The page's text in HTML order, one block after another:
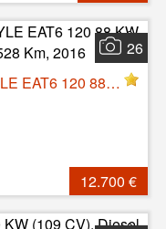
26
Peugeot 3008 1.6 BLUEHDI STYLE EAT6 120 88 KW (120 CV), Diesel, Secuencial, 124528 Km, 2016
12.700 €